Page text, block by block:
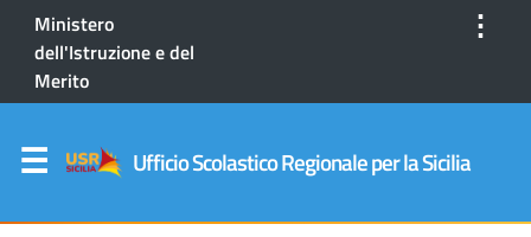
Ministero
dell'Istruzione e del
Merito
⋮
Ufficio Scolastico Regionale per la Sicilia